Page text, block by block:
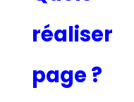
page ?